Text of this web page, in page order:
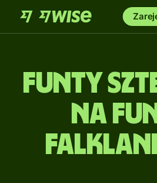
Funty
na